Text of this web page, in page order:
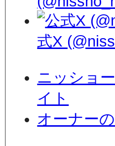
式X
ニッショ
イト
オーナー